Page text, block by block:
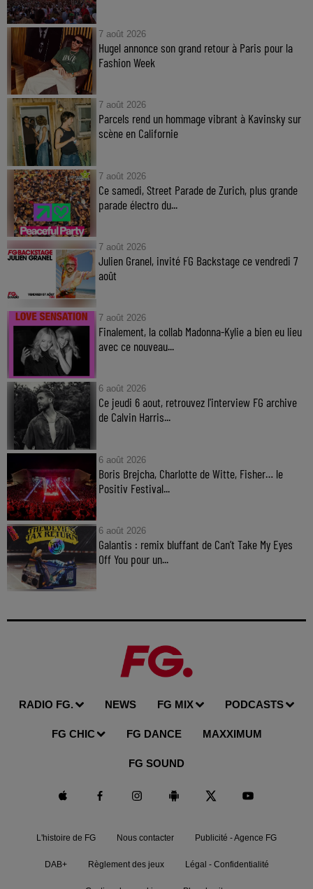
7 août 2026
Hugel annonce son grand retour à Paris pour la
Fashion Week
7 août 2026
Parcels rend un hommage vibrant à Kavinsky sur
scène en Californie
7 août 2026
Ce samedi, Street Parade de Zurich, plus grande
parade électro du...
7 août 2026
Julien Granel, invité FG Backstage ce vendredi 7
août
7 août 2026
Finalement, la collab Madonna-Kylie a bien eu lieu
avec ce nouveau...
6 août 2026
Ce jeudi 6 aout, retrouvez l'interview FG archive
de Calvin Harris...
6 août 2026
Boris Brejcha, Charlotte de Witte, Fisher… le
Positiv Festival...
6 août 2026
Galantis : remix bluffant de Can’t Take My Eyes
Off You pour un...
RADIO FG. NEWS FG MIX PODCASTS
FG CHIC FG DANCE MAXXIMUM
FG SOUND
L'histoire de FG Nous contacter Publicité - Agence FG
DAB+ Règlement des jeux Légal - Confidentialité